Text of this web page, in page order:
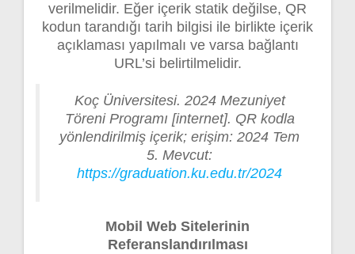
verilmelidir. Eğer içerik statik değilse, QR
kodun tarandığı tarih bilgisi ile birlikte içerik
açıklaması yapılmalı ve varsa bağlantı
URL’si belirtilmelidir.
Koç Üniversitesi. 2024 Mezuniyet
Töreni Programı [internet]. QR kodla
yönlendirilmiş içerik; erişim: 2024 Tem
5. Mevcut:
https://graduation.ku.edu.tr/2024
Mobil Web Sitelerinin
Referanslandırılması